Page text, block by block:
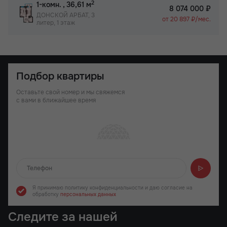
1-комн. , 36,61 м2
ДОНСКОЙ АРБАТ, 3
литер, 1 этаж
8 074 000 ₽
от 20 897 ₽/мес.
Подбор квартиры
Оставьте свой номер и мы свяжемся
с вами в ближайшее время
Я принимаю политику конфиденциальности и даю согласие на
обработку персональных данных
Следите за нашей